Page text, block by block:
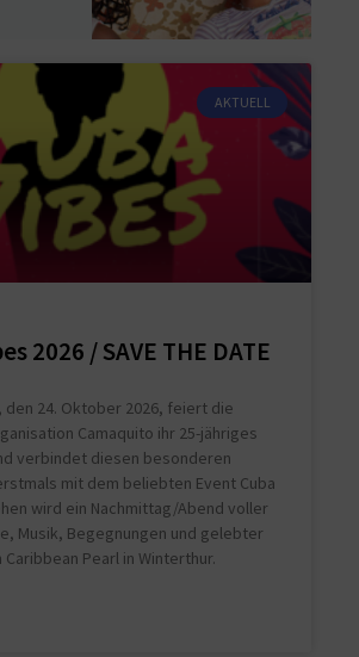
AKTUELL
2026 / SAVE THE DATE
den 24. Oktober 2026, feiert die
Camaquito ihr 25-jähriges
verbindet diesen besonderen
mit dem beliebten Event Cuba
wird ein Nachmittag/Abend voller
Musik, Begegnungen und gelebter
Pearl in Winterthur.